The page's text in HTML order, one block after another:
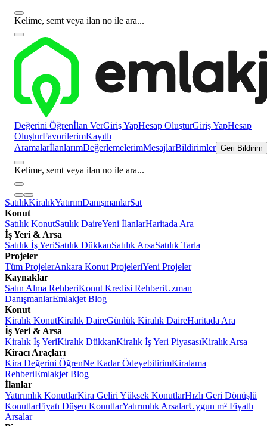
Kelime, semt veya ilan no ile ara...
Değerini Öğrenİlan VerGiriş YapHesap OluşturGiriş YapHesap
OluşturFavorilerimKayıtlı
AramalarİlanlarımDeğerlemelerimMesajlarBildirimler Geri Bildirim
Kelime, semt veya ilan no ile ara...
SatılıkKiralıkYatırımDanışmanlarSat
Konut
Satılık KonutSatılık DaireYeni İlanlarHaritada Ara
İş Yeri & Arsa
Satılık İş YeriSatılık DükkanSatılık ArsaSatılık Tarla
Projeler
Tüm ProjelerAnkara Konut ProjeleriYeni Projeler
Kaynaklar
Satın Alma RehberiKonut Kredisi RehberiUzman
DanışmanlarEmlakjet Blog
Konut
Kiralık KonutKiralık DaireGünlük Kiralık DaireHaritada Ara
İş Yeri & Arsa
Kiralık İş YeriKiralık DükkanKiralık İş Yeri PiyasasıKiralık Arsa
Kiracı Araçları
Kira Değerini ÖğrenNe Kadar ÖdeyebilirimKiralama
RehberiEmlakjet Blog
İlanlar
Yatırımlık KonutlarKira Geliri Yüksek KonutlarHızlı Geri Dönüşlü
KonutlarFiyatı Düşen KonutlarYatırımlık ArsalarUygun m² Fiyatlı
Arsalar